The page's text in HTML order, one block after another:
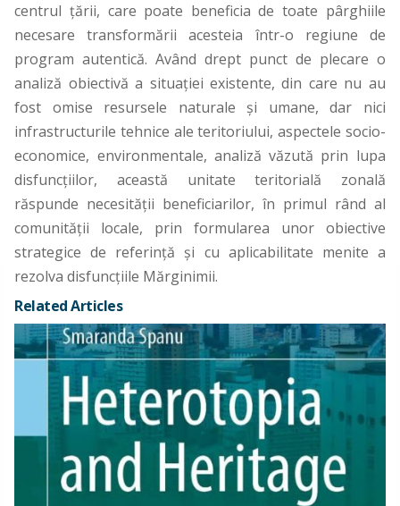
centrul ţării, care poate beneficia de toate pârghiile
necesare transformării acesteia într-o regiune de
program autentică. Având drept punct de plecare o
analiză obiectivă a situaţiei existente, din care nu au
fost omise resursele naturale şi umane, dar nici
infrastructurile tehnice ale teritoriului, aspectele socio-
economice, environmentale, analiză văzută prin lupa
disfuncţiilor, această unitate teritorială zonală
răspunde necesităţii beneficiarilor, în primul rând al
comunităţii locale, prin formularea unor obiective
strategice de referinţă şi cu aplicabilitate menite a
rezolva disfuncţiile Mărginimii.
Related Articles